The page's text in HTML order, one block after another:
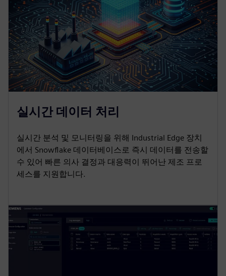
실시간 데이터 처리
실시간 분석 및 모니터링을 위해 Industrial Edge 장치
에서 Snowflake 데이터베이스로 즉시 데이터를 전송할
수 있어 빠른 의사 결정과 대응력이 뛰어난 제조 프로
세스를 지원합니다.